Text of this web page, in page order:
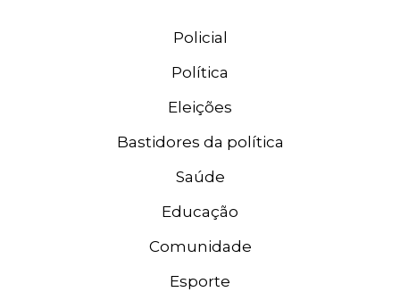
Policial
Política
Eleições
Bastidores da política
Saúde
Educação
Comunidade
Esporte